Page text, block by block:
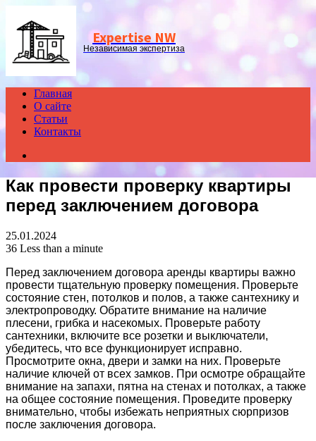
Expertise NW
Независимая экспертиза
Главная
О сайте
Статьи
Контакты
Как провести проверку квартиры
перед заключением договора
25.01.2024
36 Less than a minute
Перед заключением договора аренды квартиры важно
провести тщательную проверку помещения. Проверьте
состояние стен, потолков и полов, а также сантехнику и
электропроводку. Обратите внимание на наличие
плесени, грибка и насекомых. Проверьте работу
сантехники, включите все розетки и выключатели,
убедитесь, что все функционирует исправно.
Просмотрите окна, двери и замки на них. Проверьте
наличие ключей от всех замков. При осмотре обращайте
внимание на запахи, пятна на стенах и потолках, а также
на общее состояние помещения. Проведите проверку
внимательно, чтобы избежать неприятных сюрпризов
после заключения договора.